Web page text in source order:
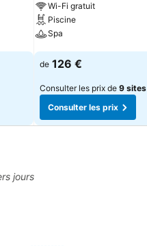
Wi-Fi gratuit
Piscine
Spa
Consulter les prix
de 126 €
Consulter les prix de 9 sites
Consulter les prix
jours